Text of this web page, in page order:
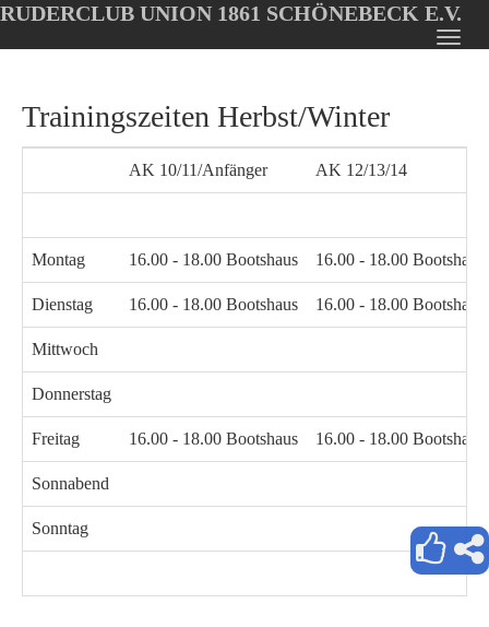
Oops, an error occurred! Code: 202608061926181df32738
main
RUDERCLUB UNION 1861 SCHÖNEBECK E.V.
Trainingszeiten Herbst/Winter
AK 10/11/Anfänger AK 12/13/14
Montag 16.00 - 18.00 Bootshaus 16.00 - 18.00 Bootshaus
Dienstag 16.00 - 18.00 Bootshaus 16.00 - 18.00 Bootshaus
Mittwoch
Donnerstag
Freitag 16.00 - 18.00 Bootshaus 16.00 - 18.00 Bootshaus
Sonnabend
Sonntag